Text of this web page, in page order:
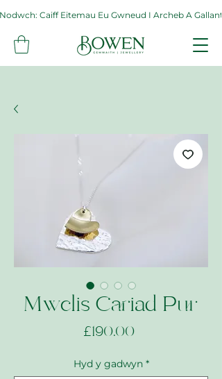
Nodwch: Caiff Eitemau Eu Gwneud I Archeb A
Mwclis Cariad Pur
£190.00Price
Hyd y gadwyn *